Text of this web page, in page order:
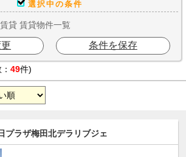
選択中の条件
貸 賃貸物件一覧
条件を保存
49件)
プラザ梅田北デラリブジェ